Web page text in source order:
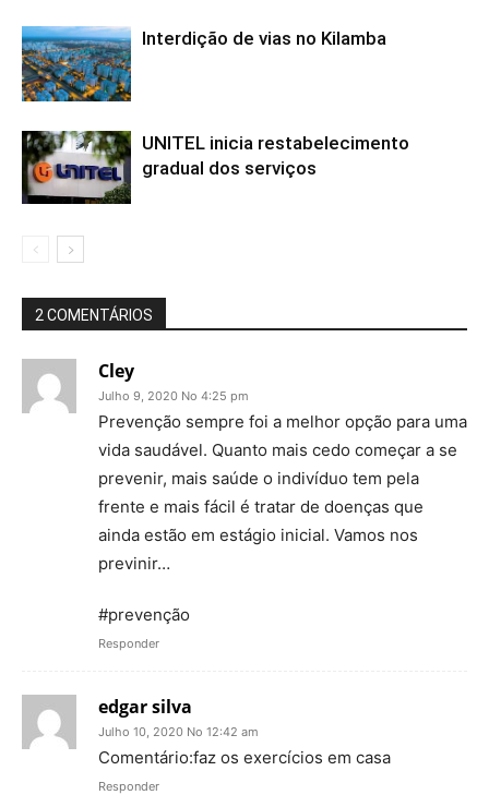
Interdição de vias no Kilamba
UNITEL inicia restabelecimento
gradual dos serviços
2 COMENTÁRIOS
Cley
Julho 9, 2020 No 4:25 pm
Prevenção sempre foi a melhor opção para uma
vida saudável. Quanto mais cedo começar a se
prevenir, mais saúde o indivíduo tem pela
frente e mais fácil é tratar de doenças que
ainda estão em estágio inicial. Vamos nos
previnir…
#prevenção
Responder
edgar silva
Julho 10, 2020 No 12:42 am
Comentário:faz os exercícios em casa
Responder